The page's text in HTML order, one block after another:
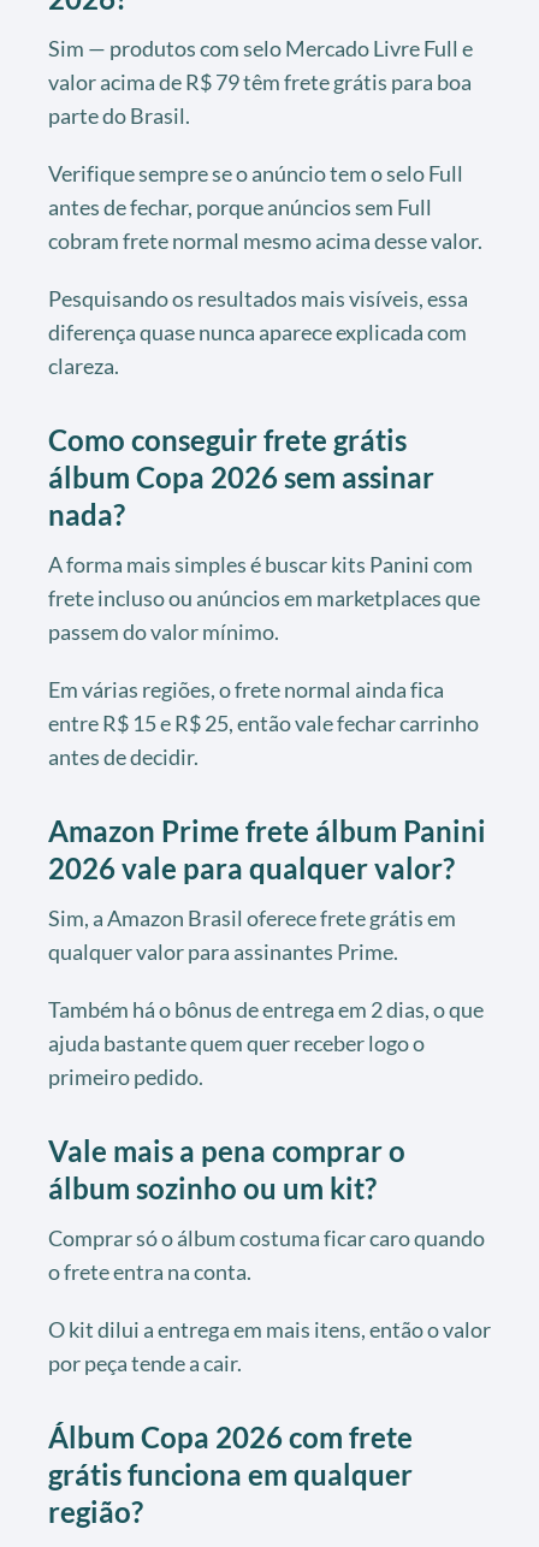
Sim — produtos com selo Mercado Livre Full e
valor acima de R$ 79 têm frete grátis para boa
parte do Brasil.
Verifique sempre se o anúncio tem o selo Full
antes de fechar, porque anúncios sem Full
cobram frete normal mesmo acima desse valor.
Pesquisando os resultados mais visíveis, essa
diferença quase nunca aparece explicada com
clareza.
Como conseguir frete grátis
álbum Copa 2026 sem assinar
nada?
A forma mais simples é buscar kits Panini com
frete incluso ou anúncios em marketplaces que
passem do valor mínimo.
Em várias regiões, o frete normal ainda fica
entre R$ 15 e R$ 25, então vale fechar carrinho
antes de decidir.
Amazon Prime frete álbum Panini
2026 vale para qualquer valor?
Sim, a Amazon Brasil oferece frete grátis em
qualquer valor para assinantes Prime.
Também há o bônus de entrega em 2 dias, o que
ajuda bastante quem quer receber logo o
primeiro pedido.
Vale mais a pena comprar o
álbum sozinho ou um kit?
Comprar só o álbum costuma ficar caro quando
o frete entra na conta.
O kit dilui a entrega em mais itens, então o valor
por peça tende a cair.
Álbum Copa 2026 com frete
grátis funciona em qualquer
região?